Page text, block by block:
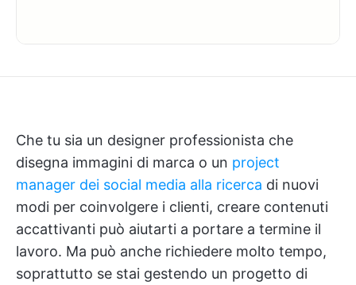
Che tu sia un designer professionista che
disegna immagini di marca o un project
manager dei social media alla ricerca di nuovi
modi per coinvolgere i clienti, creare contenuti
accattivanti può aiutarti a portare a termine il
lavoro. Ma può anche richiedere molto tempo,
soprattutto se stai gestendo un progetto di